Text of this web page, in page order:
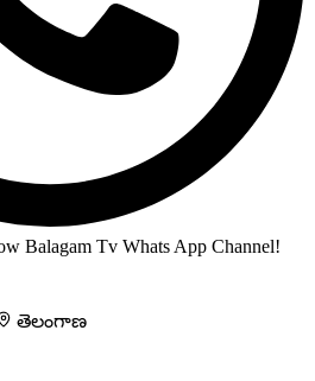
Balagam Tv Whats App Channel!
తెలంగాణ